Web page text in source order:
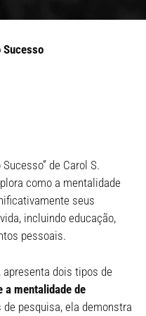
de Carol S.
como a mentalidade
seus
incluindo educação,
pessoais.
dois tipos de
a mentalidade de
de pesquisa, ela demonstra